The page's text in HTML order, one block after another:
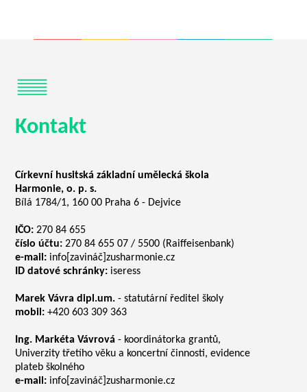
Kontakt
Církevní husitská základní umělecká škola
Harmonie, o. p. s.
Bílá 1784/1, 160 00 Praha 6 - Dejvice
IČO: 270 84 655
číslo účtu: 270 84 655 07 / 5500 (Raiffeisenbank)
e-mail: info[zavináč]zusharmonie.cz
ID datové schránky: iseress
Marek Vávra dipl.um. - statutární ředitel školy
mobil: +420 603 309 363
Ing. Markéta Vávrová - koordinátorka grantů,
Univerzity třetího věku a koncertní činnosti, evidence
plateb školného
e-mail: info[zavináč]zusharmonie.cz